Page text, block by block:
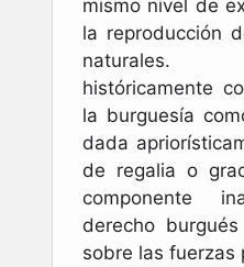
mismo nivel de
la reproducción
históricamente
la burguesía
dada
de regalia o
componente
derecho
sobre las fuerzas